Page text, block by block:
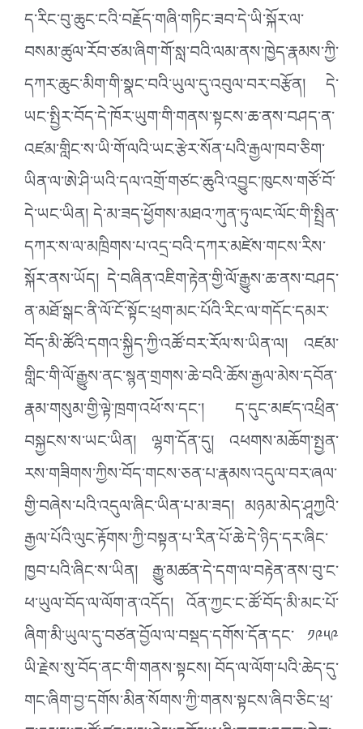
ད་རིང་བུ་ཆུང་ངའི་བརྗོད་གཞི་གཏིང་ཟབ་དེ་ཡི་སྐོར་ལ་
བསམ་ཚུལ་རོབ་ཙམ་ཞིག་གོ་སླ་བའི་ལམ་ནས་ཁྱེད་རྣམས་ཀྱི་
དཀར་ཆུང་མིག་གི་སྣང་བའི་ཡུལ་དུ་འབུལ་བར་བརྩོན། དེ་
ཡང་སྤྱིར་བོད་དེ་ཁོར་ཡུག་གི་གནས་སྟངས་ཆ་ནས་བཤད་ན་
འཛམ་གླིང་ས་ཡི་གོ་ལའི་ཡང་རྩེར་སོན་པའི་རྒྱལ་ཁབ་ཅིག་
ཡིན་ལ་ཨེ་ཤི་ཡའི་དལ་འགྲོ་གཙང་ཆུའི་འབྱུང་ཁུངས་གཙོ་བོ་
དེ་ཡང་ཡིན། དེ་མ་ཟད་ཕྱོགས་མཐའ་ཀུན་ཏུ་ལང་ལོང་གི་སྤྲིན་
དཀར་ས་ལ་མཁྲིགས་པ་འདྲ་བའི་དཀར་མཛེས་གངས་རིས་
སྐོར་ནས་ཡོད། དེ་བཞིན་འཇིག་རྟེན་གྱི་ལོ་རྒྱུས་ཆ་ནས་བཤད་
ན་མཐོ་སྒང་ནི་ལོ་ངོ་སྟོང་ཕྲག་མང་པོའི་རིང་ལ་གདོང་དམར་
བོད་མི་ཚོའི་དགའ་སྐྱིད་ཀྱི་འཚོ་བར་རོལ་ས་ཡིན་ལ། འཛམ་
གླིང་གི་ལོ་རྒྱུས་ནང་སྙན་གྲགས་ཆེ་བའི་ཆོས་རྒྱལ་མེས་དབོན་
རྣམ་གསུམ་གྱི་ལྟེ་ཁྲག་འཕོ་ས་དང་། ད་དུང་མཛད་འཕྲིན་
བསྐྱངས་ས་ཡང་ཡིན། ལྷག་དོན་དུ། འཕགས་མཆོག་སྤྱན་
རས་གཟིགས་ཀྱིས་བོད་གངས་ཅན་པ་རྣམས་འདུལ་བར་ཞལ་
གྱི་བཞེས་པའི་འདུལ་ཞིང་ཡིན་པ་མ་ཟད། མཉམ་མེད་ཤཱཀྱའི་
རྒྱལ་པོའི་ལུང་རྟོགས་ཀྱི་བསྟན་པ་རིན་པོ་ཆེ་དེ་ཉིད་དར་ཞིང་
ཁྱབ་པའི་ཞིང་ས་ཡིན། རྒྱུ་མཚན་དེ་དག་ལ་བརྟེན་ནས་བུ་ང་
ཕ་ཡུལ་བོད་ལ་ལོག་ན་འདོད། འོན་ཀྱང་ང་ཚོ་བོད་མི་མང་པོ་
ཞིག་མི་ཡུལ་དུ་བཙན་བྱོལ་ལ་བསྡད་དགོས་དོན་དང་ ༡༩༥༩
ཡི་རྗེས་སུ་བོད་ནང་གི་གནས་སྟངས། བོད་ལ་ལོག་པའི་ཆེད་དུ་
གང་ཞིག་བྱ་དགོས་མིན་སོགས་ཀྱི་གནས་སྟངས་ཞིབ་ཅིང་ཕྲ་